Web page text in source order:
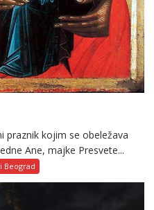
praznik kojim se obeležava
Ane, majke Presvete...
Beograd